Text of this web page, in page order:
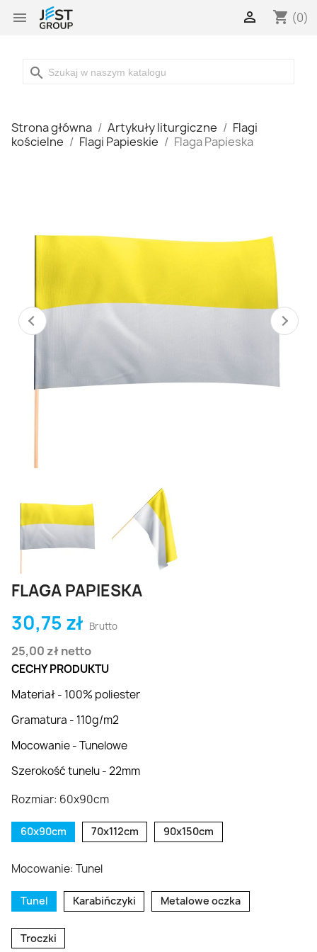
 shopping_cart (0)

search
Strona główna Artykuły liturgiczne
Flagi
kościelne
Flagi Papieskie Flaga Papieska
FLAGA PAPIESKA
30,75 zł Brutto
25,00 zł netto
CECHY PRODUKTU
Materiał - 100% poliester
Gramatura - 110g/m2
Mocowanie - Tunelowe
Szerokość tunelu - 22mm
Rozmiar: 60x90cm
60x90cm 70x112cm 90x150cm
Mocowanie: Tunel
Tunel Karabińczyki Metalowe oczka
Troczki